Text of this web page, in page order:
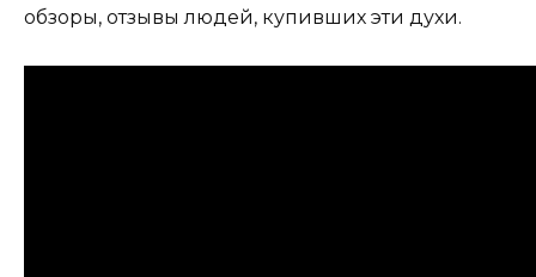
обзоры, отзывы людей, купивших эти духи.